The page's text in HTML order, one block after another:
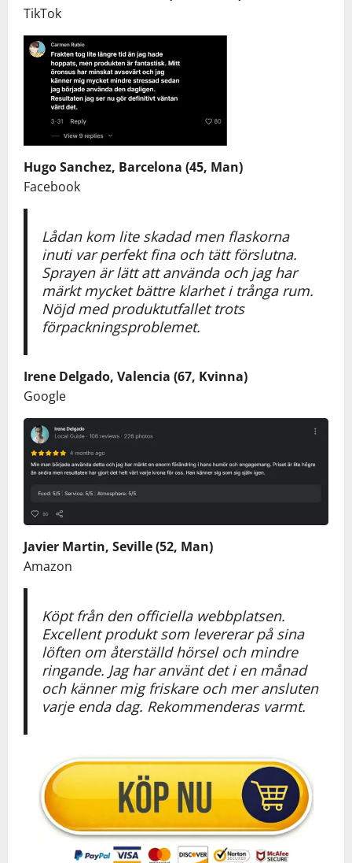
TikTok
Hugo Sanchez, Barcelona (45, Man)
Facebook
Lådan kom lite skadad men flaskorna
inuti var perfekt fina och tätt förslutna.
Sprayen är lätt att använda och jag har
märkt mycket bättre klarhet i trånga rum.
Nöjd med produktutfallet trots
förpackningsproblemet.
Irene Delgado, Valencia (67, Kvinna)
Google
Javier Martin, Seville (52, Man)
Amazon
Köpt från den officiella webbplatsen.
Excellent produkt som levererar på sina
löften om återställd hörsel och mindre
ringande. Jag har använt det i en månad
och känner mig friskare och mer ansluten
varje enda dag. Rekommenderas varmt.